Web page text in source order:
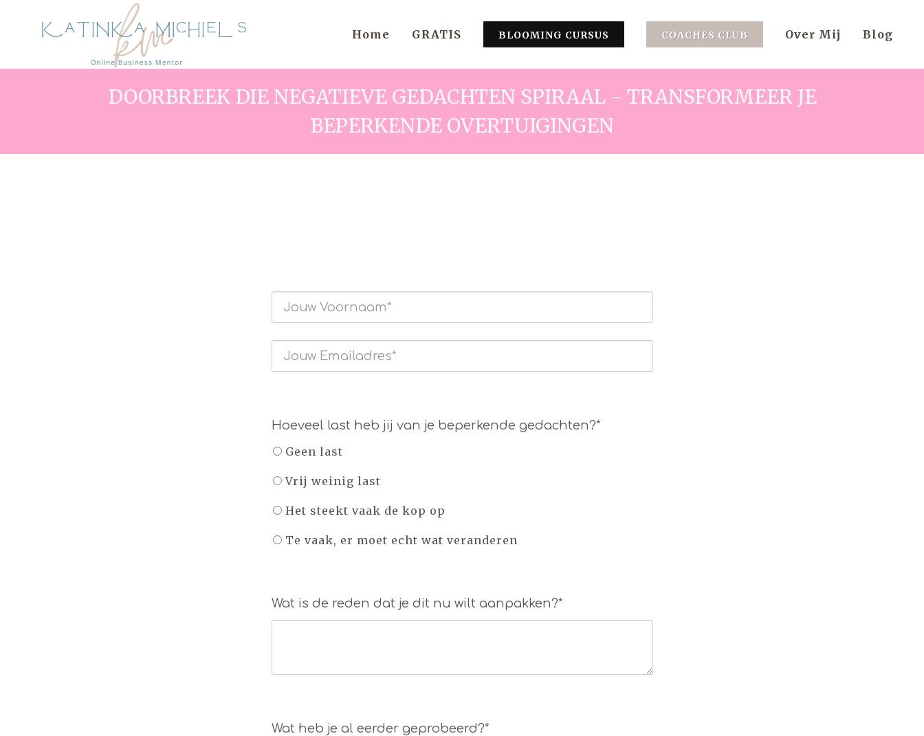
Home GRATIS BLOOMING CURSUS COACHES CLUB Over Mij Blog
DOORBREEK DIE NEGATIEVE GEDACHTEN SPIRAAL - TRANSFORMEER JE
BEPERKENDE OVERTUIGINGEN
Hoeveel last heb jij van je beperkende gedachten?*
Geen last
Vrij weinig last
Het steekt vaak de kop op
Te vaak, er moet echt wat veranderen
Wat is de reden dat je dit nu wilt aanpakken?*
Wat heb je al eerder geprobeerd?*